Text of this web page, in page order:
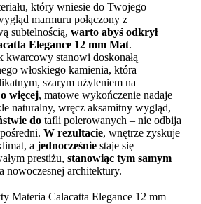
który wniesie do Twojego
marmuru połączony z
subtelnością,warto abyś odkrył
Elegance 12 mm Mat.
kwarcowy stanowi doskonałą
włoskiego kamienia, która
szarym użyleniem na
więcej, matowe wykończenie nadaje
naturalny, wręcz aksamitny wygląd,
do tafli polerowanych – nie odbija
W rezultacie, wnętrze zyskuje
ajednocześnie staje się
prestiżu,stanowiąc tym samym
nowoczesnej architektury.
Materia Calacatta Elegance 12 mm